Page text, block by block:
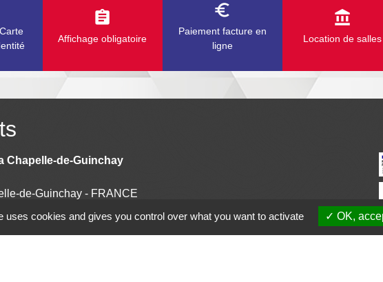
assignment
Affichage obligatoire
euro_symbol
Paiement facture en
ligne
account_balance
Location de salles
Chapelle-de-Guinchay
de-Guinchay - FRANCE
uses cookies and gives you control over what you want to activate OK,